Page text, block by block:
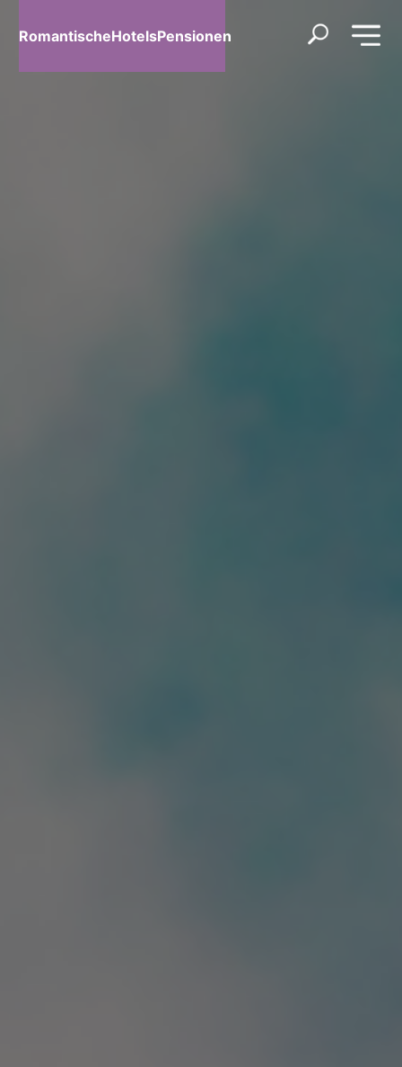
RomantischeHotelsPensionen